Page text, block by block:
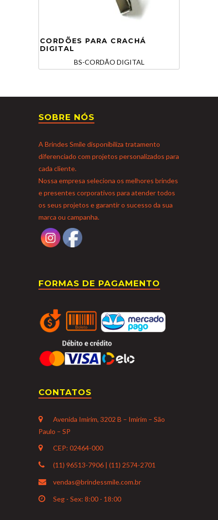
CORDÕES PARA CRACHÁ
DIGITAL
BS-CORDÃO DIGITAL
SOBRE NÓS
A Brindes Smile disponibiliza tratamento
diferenciado com projetos personalizados para
cada cliente.
Nossa empresa seleciona os melhores brindes
e presentes corporativos para atender todos
os seus projetos e garantir o sucesso da sua
marca ou campanha.
FORMAS DE PAGAMENTO
CONTATOS
Avenida Imirim, 3202 B – Imirim – São
Paulo – SP
CEP: 02464-000
(11) 96513-7906 | (11) 2574-2701
vendas@brindessmile.com.br
Seg - Sex: 8:00 - 18:00